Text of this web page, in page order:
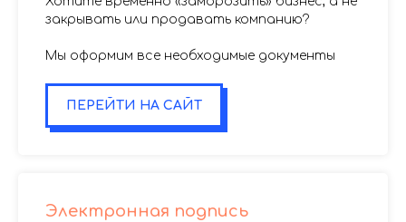
закрывать или продавать компанию?
Мы оформим все необходимые документы
ПЕРЕЙТИ НА САЙТ
Электронная подпись